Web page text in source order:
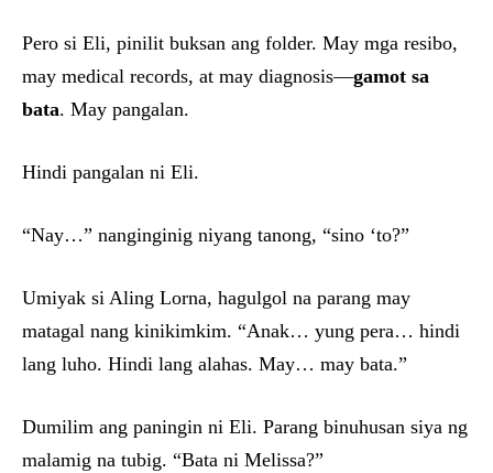
Pero si Eli, pinilit buksan ang folder. May mga resibo,
may medical records, at may diagnosis—gamot sa
bata. May pangalan.
Hindi pangalan ni Eli.
“Nay…” nanginginig niyang tanong, “sino ‘to?”
Umiyak si Aling Lorna, hagulgol na parang may
matagal nang kinikimkim. “Anak… yung pera… hindi
lang luho. Hindi lang alahas. May… may bata.”
Dumilim ang paningin ni Eli. Parang binuhusan siya ng
malamig na tubig. “Bata ni Melissa?”